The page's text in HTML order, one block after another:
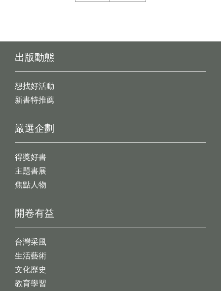
出版動態
想找好活動
新書特推薦
開卷有益
台灣采風
生活藝術
文化歷史
教育學習
嚴選企劃
得獎好書
主題書展
焦點人物